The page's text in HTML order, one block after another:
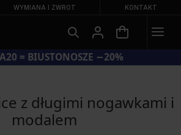
WYMIANA I ZWROT KONTAKT
= BIUSTONOSZE −20%
z długimi nogawkami i
modalem